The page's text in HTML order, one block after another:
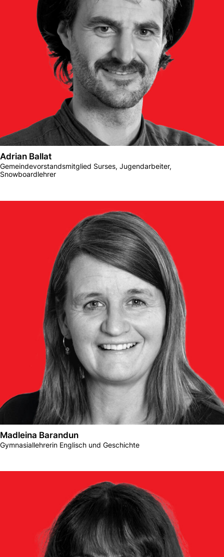
Adrian Ballat
Gemeindevorstandsmitglied Surses, Jugendarbeiter,
Snowboardlehrer
Madleina Barandun
Gymnasiallehrerin Englisch und Geschichte